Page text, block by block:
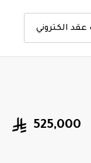
الكتروني
525,000